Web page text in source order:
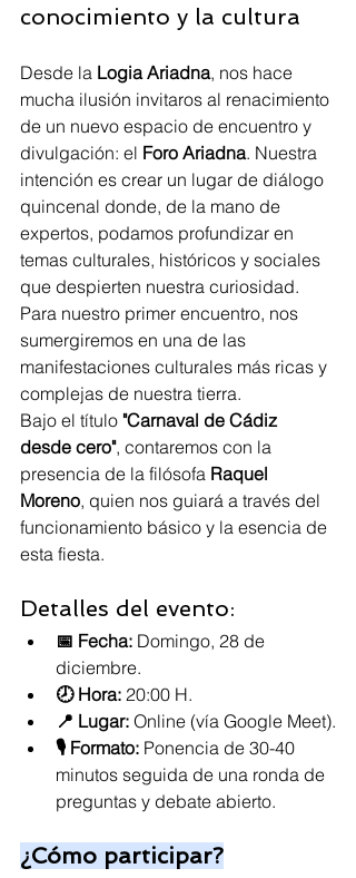
conocimiento y la cultura
Desde la Logia Ariadna, nos hace
mucha ilusión invitaros al renacimiento
de un nuevo espacio de encuentro y
divulgación: el Foro Ariadna. Nuestra
intención es crear un lugar de diálogo
quincenal donde, de la mano de
expertos, podamos profundizar en
temas culturales, históricos y sociales
que despierten nuestra curiosidad.
Para nuestro primer encuentro, nos
sumergiremos en una de las
manifestaciones culturales más ricas y
complejas de nuestra tierra.
Bajo el título "Carnaval de Cádiz
desde cero", contaremos con la
presencia de la filósofa Raquel
Moreno, quien nos guiará a través del
funcionamiento básico y la esencia de
esta fiesta.
Detalles del evento:
📅 Fecha: Domingo, 28 de
diciembre.
🕗 Hora: 20:00 H.
📍 Lugar: Online (vía Google Meet).
🎙 Formato: Ponencia de 30-40
minutos seguida de una ronda de
preguntas y debate abierto.
¿Cómo participar?